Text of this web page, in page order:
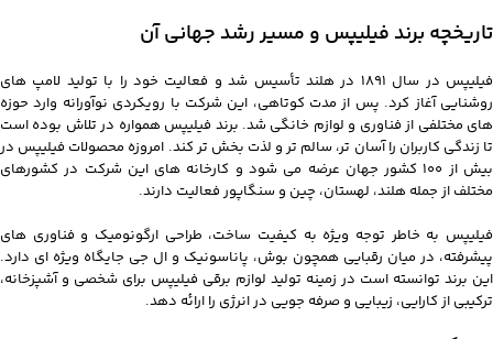
تاریخچه برند فیلیپس و مسیر رشد جهانی آن
فیلیپس در سال 1891 در هلند تأسیس شد و فعالیت خود را با تولید لامپ های
روشنایی آغاز کرد. پس از مدت کوتاهی، این شرکت با رویکردی نوآورانه وارد حوزه
های مختلفی از فناوری و لوازم خانگی شد. برند فیلیپس همواره در تلاش بوده است
تا زندگی کاربران را آسان تر، سالم تر و لذت بخش تر کند. امروزه محصولات فیلیپس در
بیش از 100 کشور جهان عرضه می شود و کارخانه های این شرکت در کشورهای
مختلف از جمله هلند، لهستان، چین و سنگاپور فعالیت دارند.
فیلیپس به خاطر توجه ویژه به کیفیت ساخت، طراحی ارگونومیک و فناوری های
پیشرفته، در میان رقبایی همچون بوش، پاناسونیک و ال جی جایگاه ویژه ای دارد.
این برند توانسته است در زمینه تولید لوازم برقی فیلیپس برای شخصی و آشپزخانه،
ترکیبی از کارایی، زیبایی و صرفه جویی در انرژی را ارائه دهد.